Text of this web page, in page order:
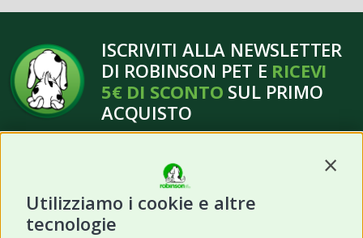
Utilizziamo i cookie e altre
tecnologie
ISCRIVITI ALLA NEWSLETTER
DI ROBINSON PET E RICEVI
5€ DI SCONTO SUL PRIMO
ACQUISTO